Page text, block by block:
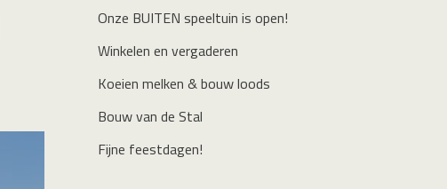
Onze BUITEN speeltuin is open!
Winkelen en vergaderen
Koeien melken & bouw loods
Bouw van de Stal
Fijne feestdagen!